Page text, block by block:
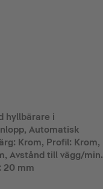
hyllbärare i
Automatisk
Krom, Profil: Krom,
Avstånd till vägg/min.
20 mm